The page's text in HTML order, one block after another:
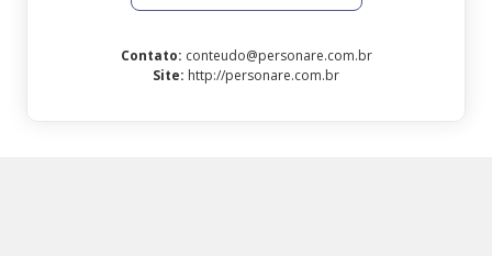
Contato: conteudo@personare.com.br
Site: http://personare.com.br